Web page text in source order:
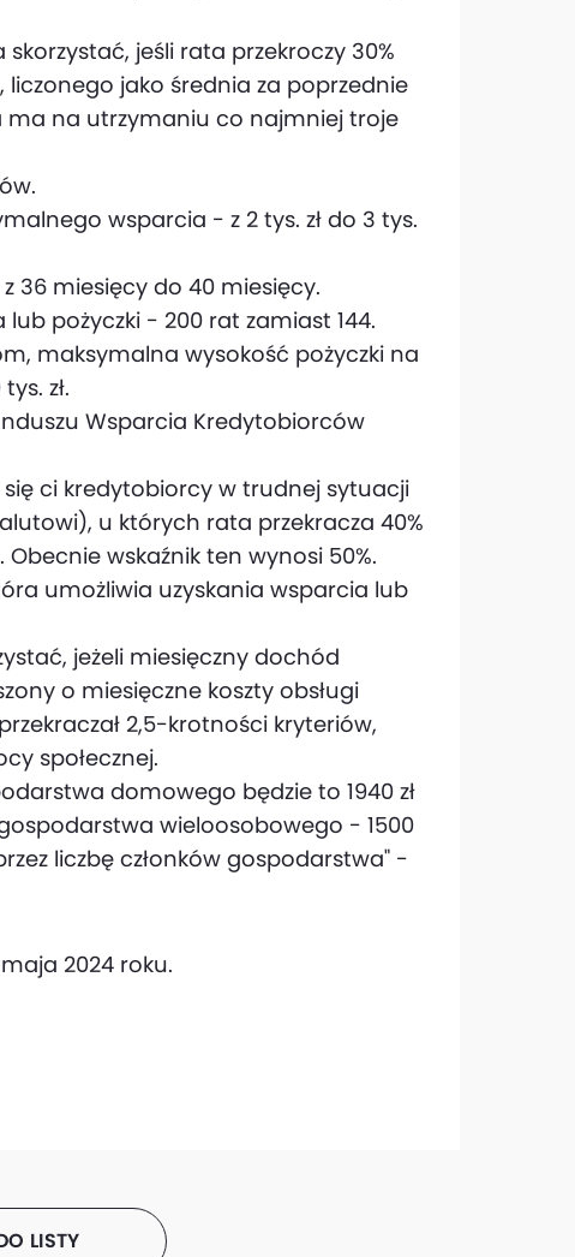
jeśli rata przekroczy 30%
jako średnia za poprzednie
ma na utrzymaniu co najmniej troje
wsparcia - z 2 tys. zł do 3 tys.
36 miesięcy do 40 miesięcy.
lub pożyczki - 200 rat zamiast 144.
maksymalna wysokość pożyczki na
zł.
Wsparcia Kredytobiorców
ci kredytobiorcy w trudnej sytuacji
u których rata przekracza 40%
wskaźnik ten wynosi 50%.
umożliwia uzyskania wsparcia lub
jeżeli miesięczny dochód
o miesięczne koszty obsługi
2,5-krotności kryteriów,
społecznej.
domowego będzie to 1940 zł
wieloosobowego - 1500
liczbę członków gospodarstwa" -
2024 roku.
LISTY